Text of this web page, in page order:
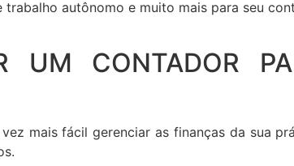
trabalho autônomo e muito mais para seu
UM CONTADOR
mais fácil gerenciar as finanças da sua